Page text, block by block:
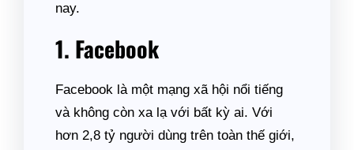
nay.
1. Facebook
Facebook là một mạng xã hội nổi tiếng
và không còn xa lạ với bất kỳ ai. Với
hơn 2,8 tỷ người dùng trên toàn thế giới,